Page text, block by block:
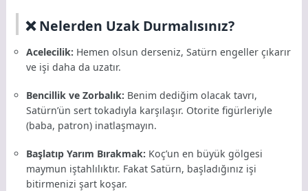
❌ Nelerden Uzak Durmalısınız?
Acelecilik: Hemen olsun derseniz, Satürn engeller çıkarır
ve işi daha da uzatır.
Bencillik ve Zorbalık: Benim dediğim olacak tavrı,
Satürn’ün sert tokadıyla karşılaşır. Otorite figürleriyle
(baba, patron) inatlaşmayın.
Başlatıp Yarım Bırakmak: Koç’un en büyük gölgesi
maymun iştahlılıktır. Fakat Satürn, başladığınız işi
bitirmenizi şart koşar.